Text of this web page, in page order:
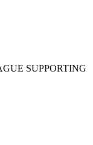
SUPPORTING